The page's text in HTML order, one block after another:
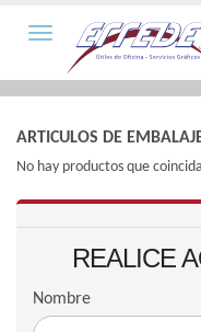
Toggle navigation
ARTICULOS DE
No hay productos que
REALICE
Nombre